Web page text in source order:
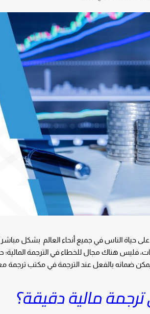
على حياة الناس في جميع أنحاء العالم بشكل مباشر
فليس هناك مجال للخطاء في الترجمة
ضمانه بالفعل عند الترجمة في مكتب ترجمة
مالية دقيقة؟